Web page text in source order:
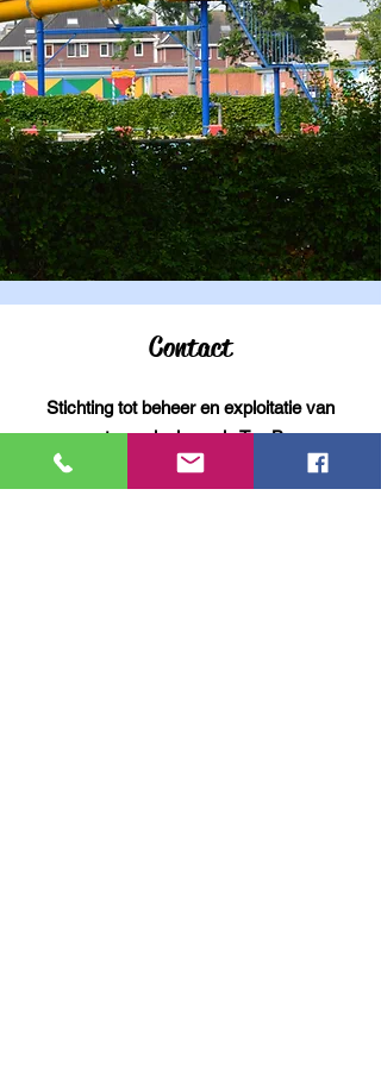
Contact
Stichting tot beheer en exploitatie van
sportvoorzieningen in Ten Boer.
Sportlaan 1A, 9791LX. Ten Boer